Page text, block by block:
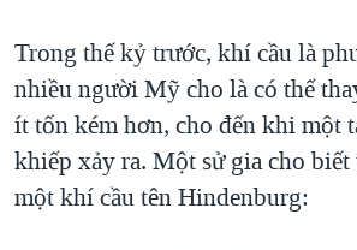
Trong thế kỷ trước, khí cầu là
nhiều người Mỹ cho là có thể
ít tốn kém hơn, cho đến khi một
khiếp xảy ra. Một sử gia cho
một khí cầu tên Hindenburg: